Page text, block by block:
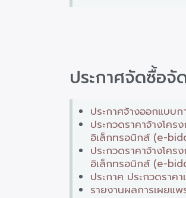
ประกาศจัดซื้อจั
ประกาศจ้างออกแบบ
ประกวดราคาจ้างโค
อิเล็กทรอนิกส์ (e-
ประกวดราคาจ้างโค
อิเล็กทรอนิกส์ (e-
ประกาศ ประกวดรา
รายงานผลการเผยแ